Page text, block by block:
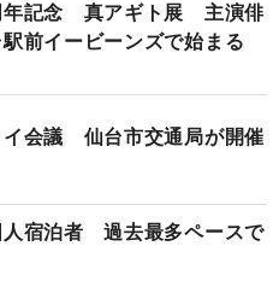
年記念 真アギト展 主演俳
前イービーンズで始まる
イ会議 仙台市交通局が開催
人宿泊者 過去最多ペースで